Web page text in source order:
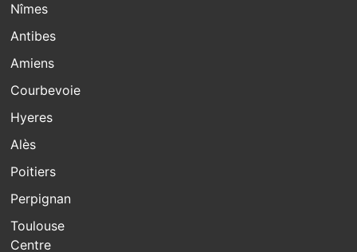
Nîmes
Antibes
Amiens
Courbevoie
Hyeres
Alès
Poitiers
Perpignan
Toulouse
Centre